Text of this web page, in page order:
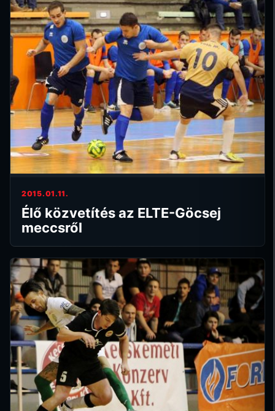
2015.01.11.
Élő közvetítés az ELTE-Göcsej
meccsről